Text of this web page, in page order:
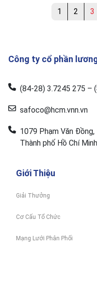
1 2 3
Công ty cổ phần
(84-28) 3.7245 275 –
safoco@hcm.vnn.vn
1079 Phạm Văn Đồng,
Thành phố Hồ Chí
Giới Thiệu
Giải Thưởng
Cơ Cấu Tổ Chức
Mạng Lưới Phân Phối